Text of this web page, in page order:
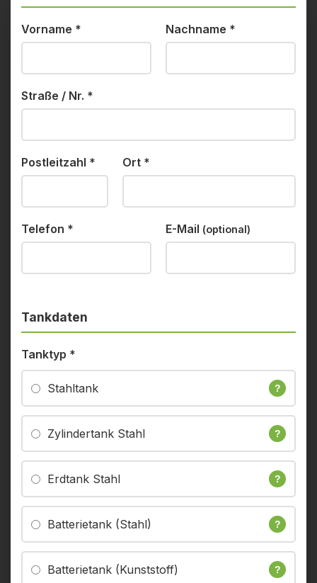
Vorname * Nachname *
Straße / Nr. *
Postleitzahl * Ort *
Telefon * E-Mail (optional)
Tankdaten
Tanktyp *
Stahltank ?
Zylindertank Stahl ?
Erdtank Stahl ?
Batterietank (Stahl) ?
Batterietank (Kunststoff) ?